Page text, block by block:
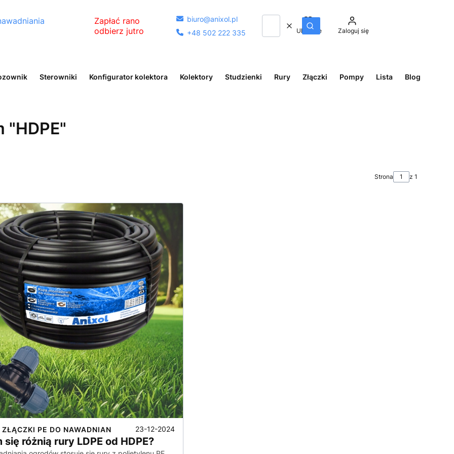
Zapłać rano
odbierz jutro
 biuro@anixol.pl
 +48 502 222 335 WyczyśćSzukaj
Ulubione Zaloguj się
Sterowniki Konfigurator kolektora Kolektory Studzienki Rury Złączki Pompy Lista Blog
"HDPE"
Strona z 1
ZŁĄCZKI PE DO NAWADNIAN 23-12-2024
się różnią rury LDPE od HDPE?